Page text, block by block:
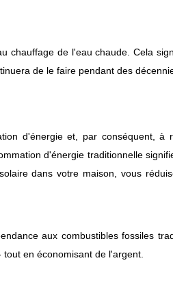
chauffage de l'eau chaude. Cela
de le faire pendant des
d'énergie et, par conséquent, à
d'énergie traditionnelle
dans votre maison, vous
aux combustibles fossiles
en économisant de l'argent.